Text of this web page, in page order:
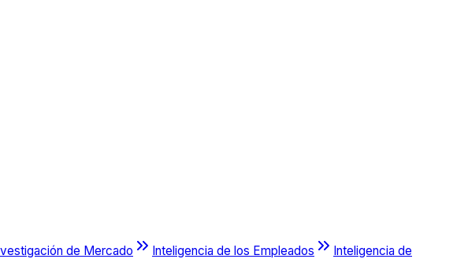
de Mercado Inteligencia de los Empleados
Inteligencia de